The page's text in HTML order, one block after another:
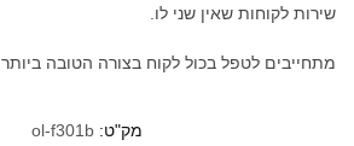
שירות לקוחות שאין שני לו.
מתחייבים לטפל בכול לקוח בצורה הטובה ביותר.
מק"ט:ol-f301b